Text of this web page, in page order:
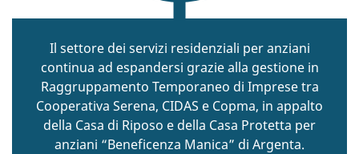
Il settore dei servizi residenziali per anziani
continua ad espandersi grazie alla gestione in
Raggruppamento Temporaneo di Imprese tra
Cooperativa Serena, CIDAS e Copma, in appalto
della Casa di Riposo e della Casa Protetta per
anziani “Beneficenza Manica” di Argenta.